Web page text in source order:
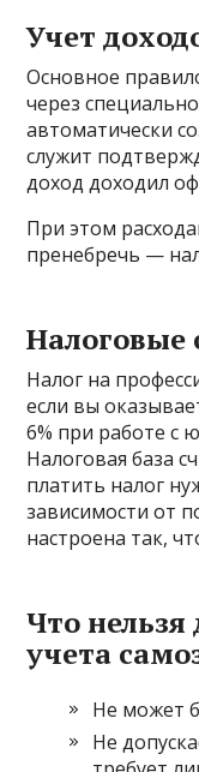
Учет
Основное
через
автоматически
служит
доход доходил
При этом
пренебречь —
Налоговые
Налог на
если вы
6% при работе с
Налоговая база
платить налог
зависимости от
настроена так,
Что нельзя
учета
Не может
Не